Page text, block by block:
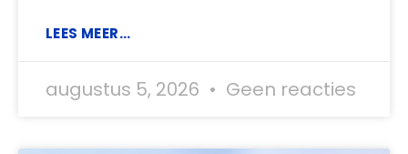
LEES MEER...
augustus 5, 2026 Geen reacties